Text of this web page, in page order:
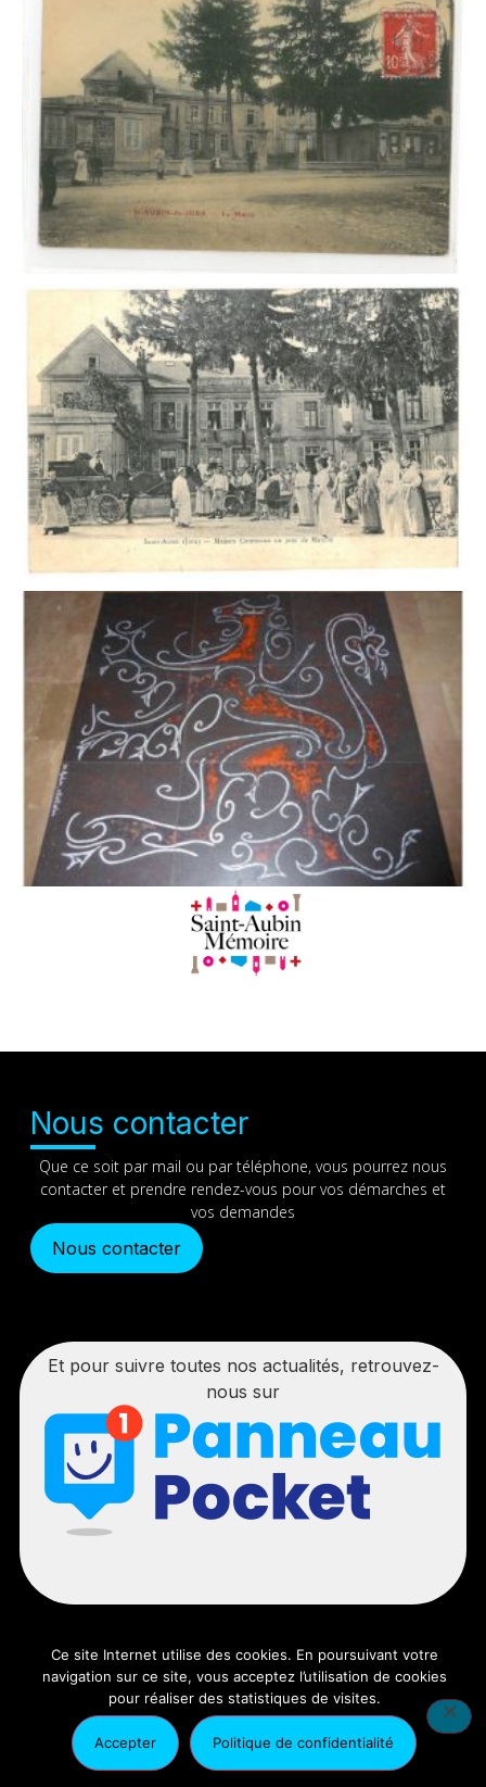
Nous contacter
Que ce soit par mail ou par téléphone, vous pourrez nous
contacter et prendre rendez-vous pour vos démarches et
vos demandes
Nous contacter
Et pour suivre toutes nos actualités, retrouvez-
nous sur
© 2025 – Tous droits réservés | Réalisation :Ancre Rouge
Mentions légales|Politique de confidentialité|Nous
contacter
Ce site Internet utilise des cookies. En poursuivant votre
navigation sur ce site, vous acceptez l’utilisation de cookies
pour réaliser des statistiques de visites.
Accepter Politique de confidentialité